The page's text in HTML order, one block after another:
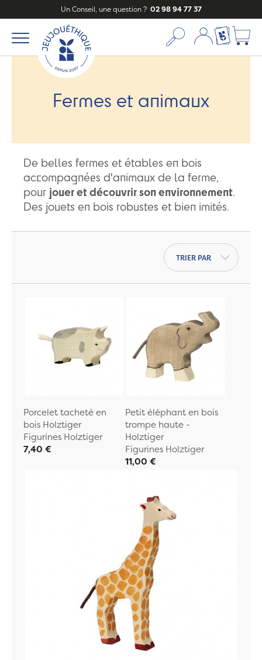
Un Conseil, une question ? 02 98 94 77 37
Mon compte
Ma liste
Fermes et animaux
De belles fermes et étables en bois
accompagnées d'animaux de la ferme,
pour jouer et découvrir son environnement.
Des jouets en bois robustes et bien imités.
Trier par
Porcelet tacheté en
bois Holztiger
Figurines Holztiger
7,40 €
Petit éléphant en bois
trompe haute -
Holztiger
Figurines Holztiger
11,00 €